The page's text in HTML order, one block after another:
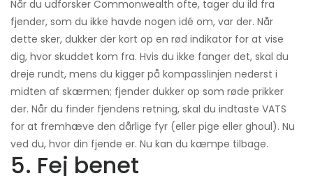
Når du udforsker Commonwealth ofte, tager du ild fra
fjender, som du ikke havde nogen idé om, var der. Når
dette sker, dukker der kort op en rød indikator for at vise
dig, hvor skuddet kom fra. Hvis du ikke fanger det, skal du
dreje rundt, mens du kigger på kompasslinjen nederst i
midten af ​​skærmen; fjender dukker op som røde prikker
der. Når du finder fjendens retning, skal du indtaste VATS
for at fremhæve den dårlige fyr (eller pige eller ghoul). Nu
ved du, hvor din fjende er. Nu kan du kæmpe tilbage.
5. Fej benet